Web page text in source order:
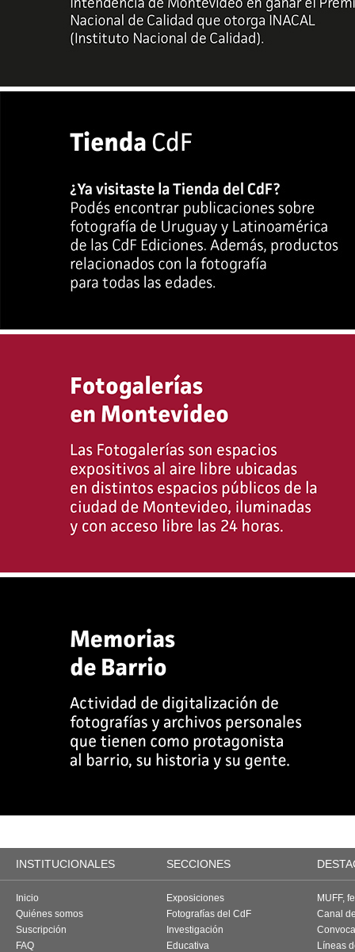
INSTITUCIONALES SECCIONES
Inicio
Quiénes somos
Suscripción
FAQ
Exposiciones
Fotografías del CdF
Investigación
Educativa
MUFF,
Canal
Líneas